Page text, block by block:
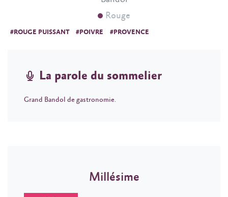
Rouge
#ROUGE PUISSANT #POIVRE #PROVENCE
La parole du sommelier
Grand Bandol de gastronomie.
Millésime